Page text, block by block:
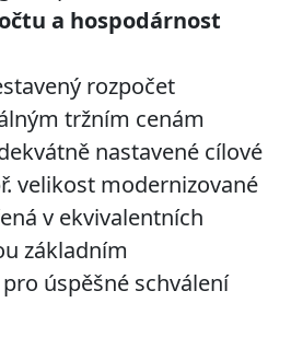
a hospodárnost
rozpočet
tržním cenám
nastavené cílové
velikost modernizované
v ekvivalentních
základním
úspěšné schválení